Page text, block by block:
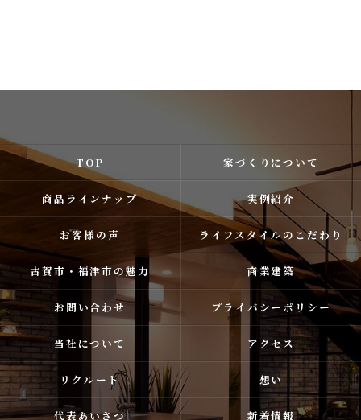
TOP 家づくりについて
商品ラインナップ 実例紹介
お客様の声 ライフスタイルのこだわり
古賀市・福津市の魅力 商業建築
お問い合わせ プライバシーポリシー
当社について アクセス
リクルート 想い
代表あいさつ 新着情報